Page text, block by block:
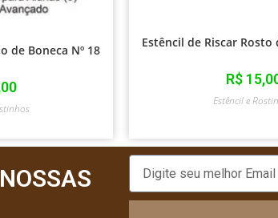
de Boneca Nº 18
Estêncil de Riscar Rosto
R$
Estêncil e